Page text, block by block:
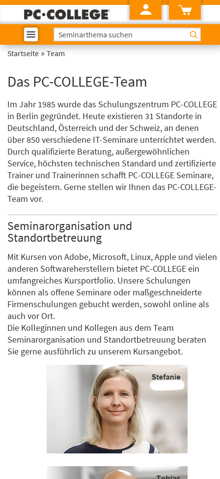
Startseite » Team
Das PC-COLLEGE-Team
Im Jahr 1985 wurde das Schulungszentrum PC-COLLEGE
in Berlin gegründet. Heute existieren 31 Standorte in
Deutschland, Österreich und der Schweiz, an denen
über 850 verschiedene IT-Seminare unterrichtet werden.
Durch qualifizierte Beratung, außergewöhnlichen
Service, höchsten technischen Standard und zertifizierte
Trainer und Trainerinnen schafft PC-COLLEGE Seminare,
die begeistern. Gerne stellen wir Ihnen das PC-COLLEGE-
Team vor.
Seminarorganisation und
Standortbetreuung
Mit Kursen von Adobe, Microsoft, Linux, Apple und vielen
anderen Softwareherstellern bietet PC-COLLEGE ein
umfangreiches Kursportfolio. Unsere Schulungen
können als offene Seminare oder maßgeschneiderte
Firmenschulungen gebucht werden, sowohl online als
auch vor Ort.
Die Kolleginnen und Kollegen aus dem Team
Seminarorganisation und Standortbetreuung beraten
Sie gerne ausführlich zu unserem Kursangebot.